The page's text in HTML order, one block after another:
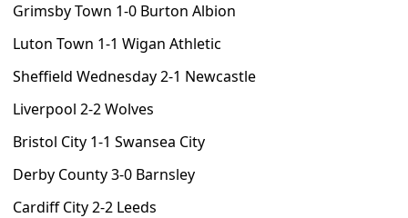
Grimsby Town 1-0 Burton Albion
Luton Town 1-1 Wigan Athletic
Sheffield Wednesday 2-1 Newcastle
Liverpool 2-2 Wolves
Bristol City 1-1 Swansea City
Derby County 3-0 Barnsley
Cardiff City 2-2 Leeds